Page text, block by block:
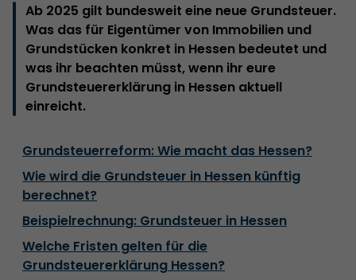
Ab 2025 gilt bundesweit eine neue Grundsteuer.
Was das für Eigentümer von Immobilien und
Grundstücken konkret in Hessen bedeutet und
was ihr beachten müsst, wenn ihr eure
Grundsteuererklärung in Hessen aktuell
einreicht.
Grundsteuerreform: Wie macht das Hessen?
Wie wird die Grundsteuer in Hessen künftig
berechnet?
Beispielrechnung: Grundsteuer in Hessen
Welche Fristen gelten für die
Grundsteuererklärung Hessen?